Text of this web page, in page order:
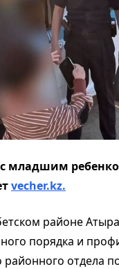
младшим
vecher.kz.
районе
порядка и
отдела